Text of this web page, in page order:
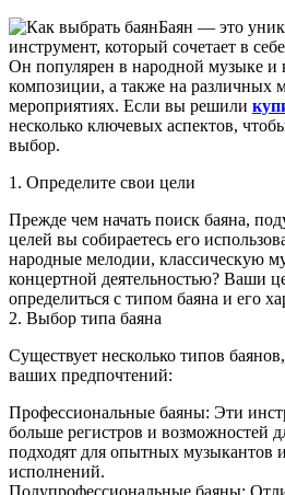
Баян — это
инструмент, который сочетает в
Он популярен в народной музыке и
композиции, а также на различных
мероприятиях. Если вы решили
несколько ключевых аспектов,
выбор.
1. Определите свои цели
Прежде чем начать поиск баяна,
целей вы собираетесь его
народные мелодии, классическую
концертной деятельностью? Ваши
определиться с типом баяна и его
2. Выбор типа баяна
Существует несколько типов
ваших предпочтений:
Профессиональные баяны: Эти
больше регистров и возможностей
подходят для опытных музыкантов
исполнений.
Полупрофессиональные баяны: